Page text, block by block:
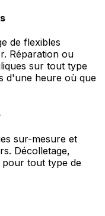
de flexibles
Réparation ou
sur tout type
d'une heure où que
sur-mesure et
Décolletage,
pour tout type de